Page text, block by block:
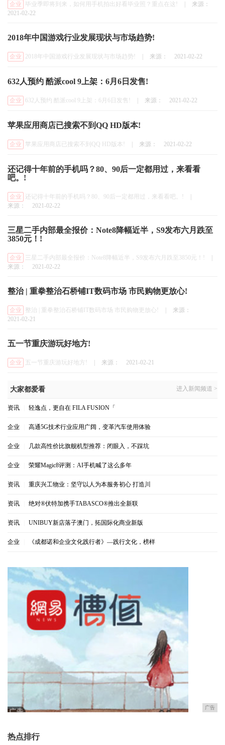
企业 毕业季即将到来，如何用手机拍出好看毕业照？重点在这!
来源：
2021-02-22
2018年中国游戏行业发展现状与市场趋势!
企业 2018年中国游戏行业发展现状与市场趋势! 来源： 2021-02-22
632人预约 酷派cool 9上架：6月6日发售!
企业 632人预约 酷派cool 9上架：6月6日发售! 来源： 2021-02-22
苹果应用商店已搜索不到QQ HD版本!
企业 苹果应用商店已搜索不到QQ HD版本! 来源： 2021-02-22
还记得十年前的手机吗？80、90后一定都用过，来看看
吧。!
企业 还记得十年前的手机吗？80、90后一定都用过，来看看吧。!
来源：
2021-02-22
三星二手内部最全报价：Note8降幅近半，S9发布六月跌至
3850元！!
企业 三星二手内部最全报价：Note8降幅近半，S9发布六月跌至3850元！!
来源：
2021-02-22
整治 | 重拳整治石桥铺IT数码市场 市民购物更放心!
企业 整治 | 重拳整治石桥铺IT数码市场 市民购物更放心!
来源：
2021-02-21
五一节重庆游玩好地方!
企业 五一节重庆游玩好地方! 来源： 2021-02-21
大家都爱看 进入新闻频道 >
资讯 轻逸点，更自在 FILA FUSION「
企业 高通5G技术行业应用广阔，变革汽车使用体验
企业 几款高性价比旗舰机型推荐：闭眼入，不踩坑
企业 荣耀Magic8评测：AI手机喊了这么多年
资讯 重庆兴工物业：坚守以人为本服务初心 打造川
资讯 绝对®伏特加携手TABASCO®推出全新联
资讯 UNIBUY新店落子澳门，拓国际化商业新版
企业 《成都诺和企业文化践行者》—践行文化，榜样
广告
热点排行